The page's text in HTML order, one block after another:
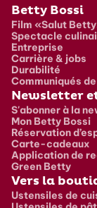
Pied de
Betty Bossi
Film «Salut
Spectacle
Entreprise
Carrière & jobs
Durabilité
Communiqués
Newsletter
S'abonner à la
Mon Betty Bossi
Réservation
Carte-cadeaux
Application de
Green Betty
Vers la
Ustensiles de